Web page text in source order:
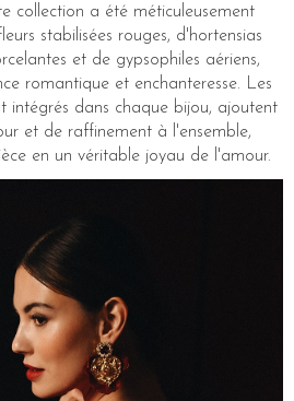
collection a été méticuleusement
stabilisées rouges, d'hortensias
et de gypsophiles aériens,
romantique et enchanteresse. Les
intégrés dans chaque bijou, ajoutent
et de raffinement à l'ensemble,
en un véritable joyau de l'amour.